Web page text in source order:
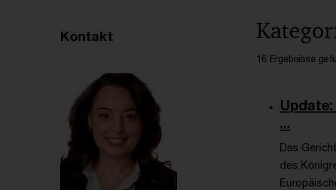
16 Ergebnisse
...
Das
des
Empfohlene Artikel
Kontakt